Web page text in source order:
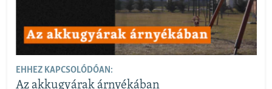
EHHEZ KAPCSOLÓDÓAN:
Az akkugyárak árnyékában